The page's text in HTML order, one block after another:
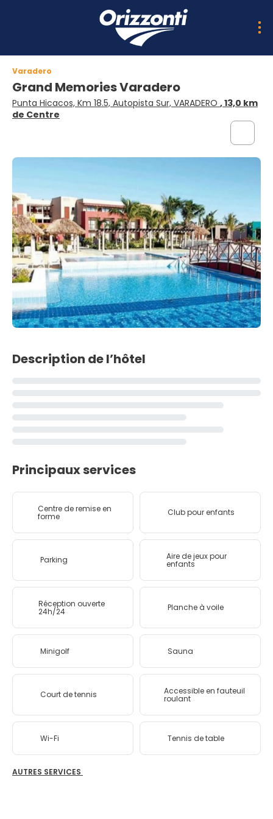
Varadero
Grand Memories Varadero
Punta Hicacos, Km 18.5, Autopista Sur, VARADERO , 13,0 km
de Centre
Description de l’hôtel
Principaux services
Centre de remise en
forme Club pour enfants
Parking Aire de jeux pour
enfants
Réception ouverte
24h/24 Planche à voile
Minigolf Sauna
Court de tennis Accessible en fauteuil
roulant
Wi-Fi Tennis de table
AUTRES SERVICES